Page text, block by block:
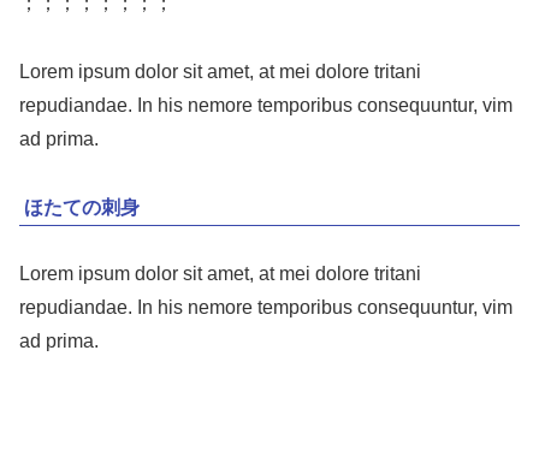
Lorem ipsum dolor sit amet, at mei dolore tritani
repudiandae. In his nemore temporibus consequuntur, vim
ad prima.
ほたての刺身
Lorem ipsum dolor sit amet, at mei dolore tritani
repudiandae. In his nemore temporibus consequuntur, vim
ad prima.